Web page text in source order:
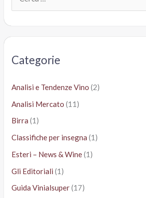
Categorie
Analisi e Tendenze Vino (2)
Analisi Mercato (11)
Birra (1)
Classifiche per insegna (1)
Esteri – News & Wine(1)
Gli Editoriali (1)
Guida Vinialsuper(17)